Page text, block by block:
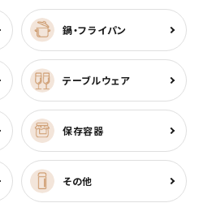
鍋・フライパン
テーブルウェア
保存容器
その他